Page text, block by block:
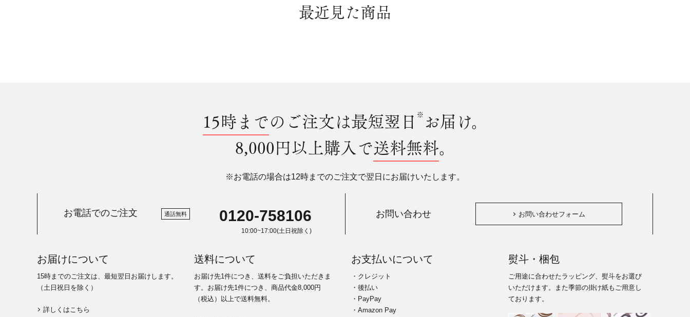
最近見た商品
15時までのご注文は最短翌日 ※ お届け。
8,000円以上購入で送料無料。
※お電話の場合は12時までのご注文で翌日にお届けいたします。
お電話でのご注文 通話無料 0120-758106
10:00~17:00(土日祝除く)
お問い合わせ お問い合わせフォーム
お届けについて
15時までのご注文は、最短翌日お届けします。
（土日祝日を除く）
詳しくはこちら
送料について
お届け先1件につき、送料をご負担いただきま
す。お届け先1件につき、商品代金8,000円
（税込）以上で送料無料。
お支払いについて
・クレジット
・後払い
・PayPay
・Amazon Pay
熨斗・梱包
ご用途に合わせたラッピング、熨斗をお選び
いただけます。また季節の掛け紙もご用意し
ております。